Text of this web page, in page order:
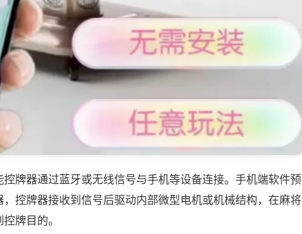
牌器通过蓝牙或无线信号与手机等设备连接。手机端软件预
控牌器接收到信号后驱动内部微型电机或机械结构，在麻将
牌目的。